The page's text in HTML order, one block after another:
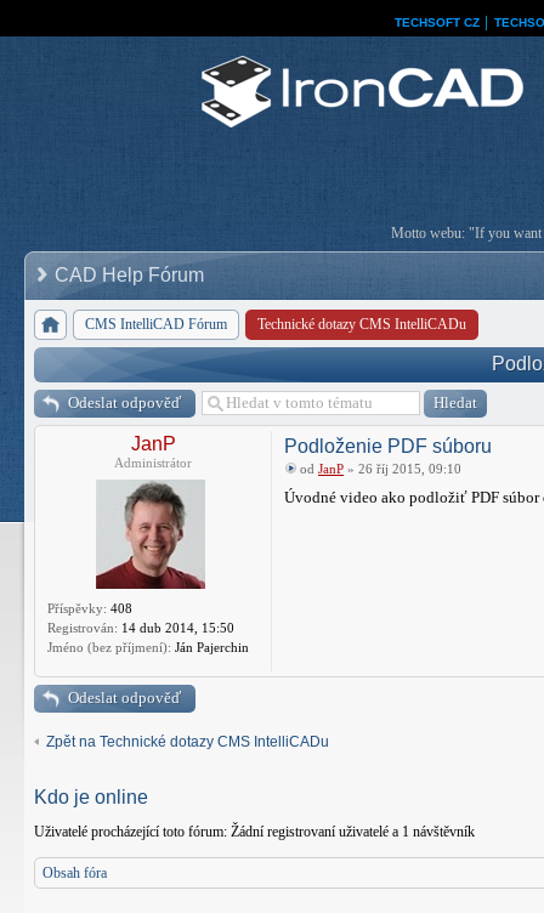
TECHSOFT CZ
Motto webu: "If you want
CAD Help Fórum
CMS IntelliCAD Fórum Technické dotazy CMS IntelliCADu
Odeslat odpověď
JanP
Administrátor
Příspěvky: 408
Registrován: 14 dub 2014, 15:50
Jméno (bez příjmení): Ján Pajerchin
Podloženie PDF súboru
od JanP » 26 říj 2015, 09:10
Úvodné video ako podložiť PDF
Odeslat odpověď
Zpět na Technické dotazy CMS IntelliCADu
Kdo je online
Uživatelé procházející toto fórum: Žádní registrovaní uživatelé a 1 návštěvník
Obsah fóra